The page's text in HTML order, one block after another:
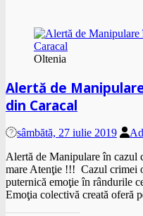
Oltenia
Alertă de
din Caracal
sâmbătă, 27 iulie 2019
Alertă de Manipulare în cazul
mare Atenţie !!! Cazul crimei
puternică emoţie în rândurile
Emoţia colectivă creată oferă